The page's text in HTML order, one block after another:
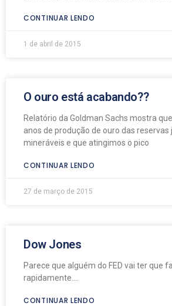
CONTINUAR LENDO
1 de abril de 2015
O ouro está acabando??
Relatório da Goldman Sachs mostra
anos de produção de ouro das reservas
mineráveis e que atingimos o pico
CONTINUAR LENDO
27 de março de 2015
Dow Jones
Parece que alguém do FED vai ter que
rapidamente….
CONTINUAR LENDO